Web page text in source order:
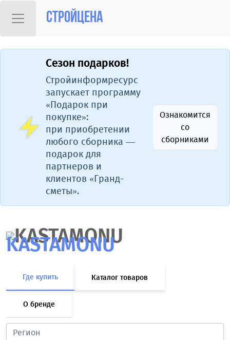
Стройцена
Сезон подарков!
Стройинформресурс
запускает программу
«Подарок при
покупке»:
при приобретении
любого сборника —
подарок для
партнеров и
клиентов «Гранд-
сметы».
Ознакомится
со
сборниками
KASTAMONU
Где купить Каталог товаров
О бренде